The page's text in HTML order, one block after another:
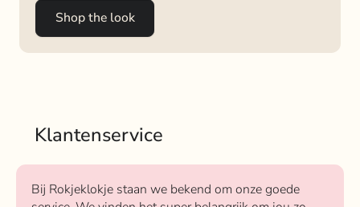
Shop the look
Klantenservice
Bij Rokjeklokje staan we bekend om onze goede